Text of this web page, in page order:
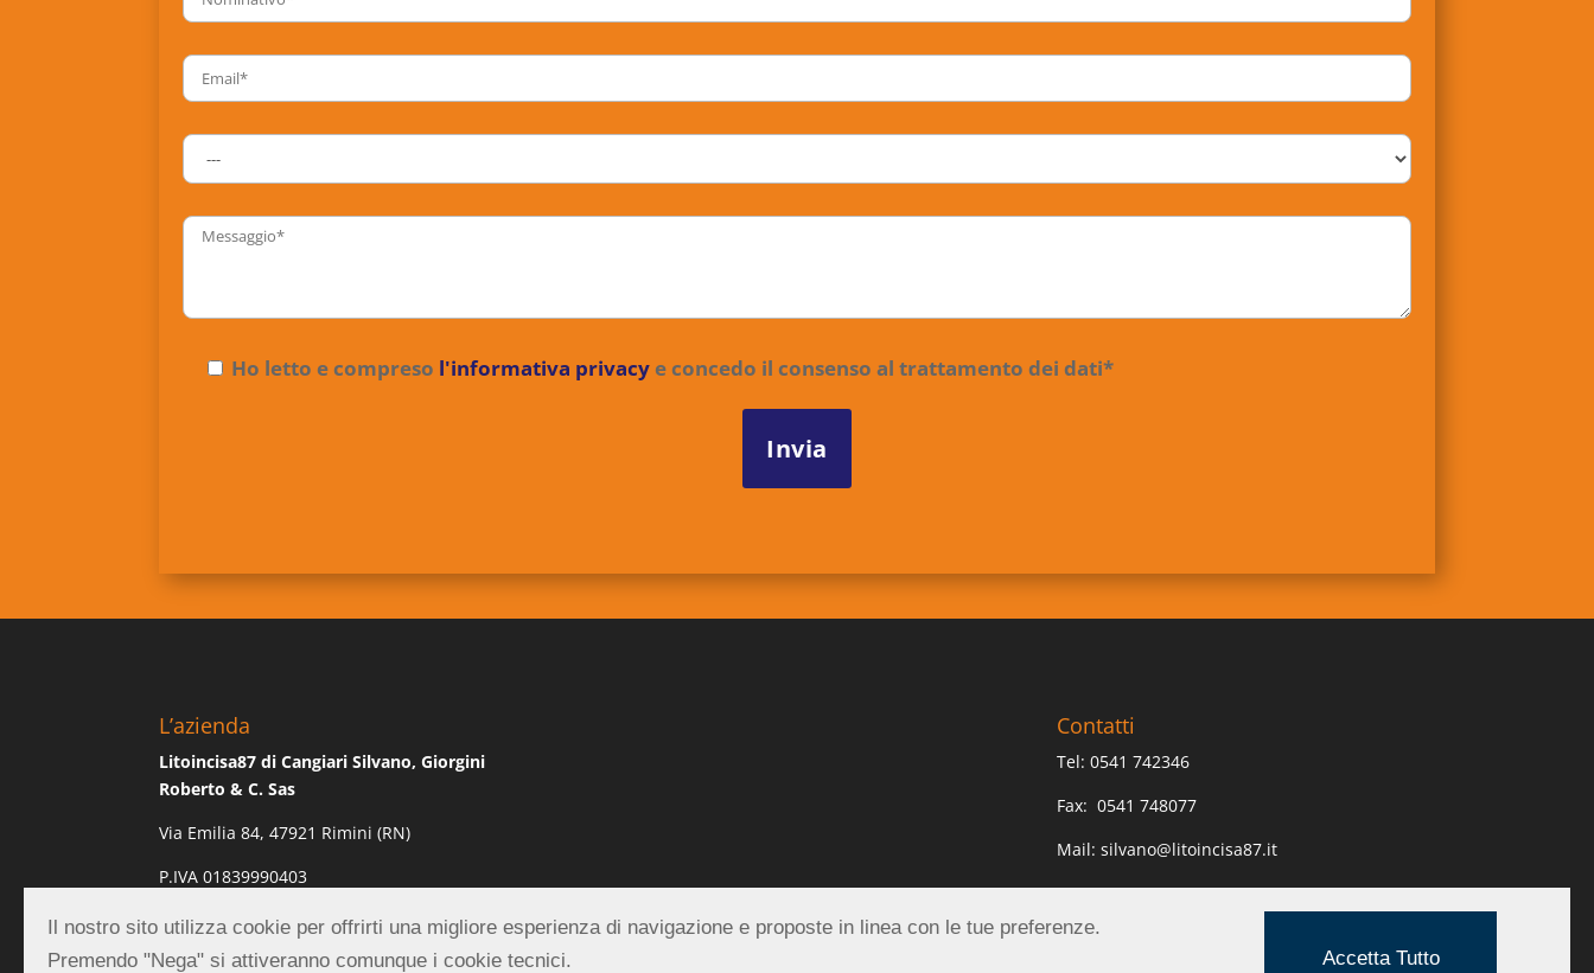
Ho letto e compreso l'informativa privacye concedo il consenso al trattamento dei dati*
L’azienda
Litoincisa87 di Cangiari Silvano, Giorgini
Roberto & C. Sas
Via Emilia 84, 47921 Rimini (RN)
P.IVA 01839990403
REA RN-219882
Contatti
Tel: 0541 742346
Fax: 0541 748077
Mail: silvano@litoincisa87.it
Il nostro sito utilizza cookie per offrirti una migliore esperienza di navigazione e proposte in linea con le tue preferenze.
Premendo "Nega" si attiveranno comunque i cookie tecnici.
Accetta Tutto